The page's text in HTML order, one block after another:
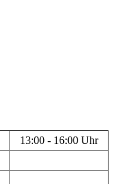
13:00 - 16:00 Uhr